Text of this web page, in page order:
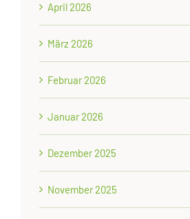
April 2026
März 2026
Februar 2026
Januar 2026
Dezember 2025
November 2025